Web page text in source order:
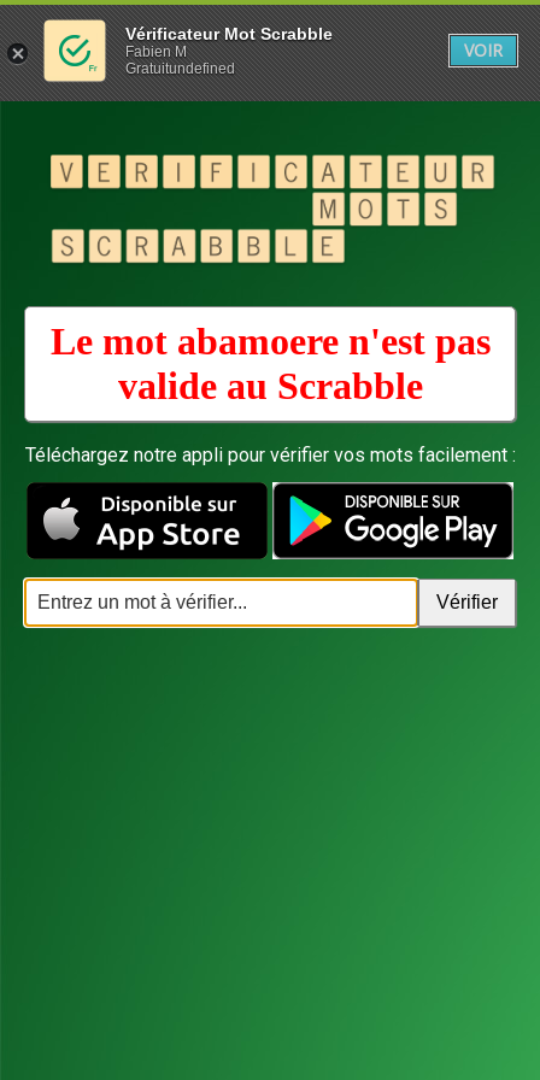
Le mot abamoere n'est pas
valide au Scrabble
Téléchargez notre appli pour vérifier vos mots facilement :
Vérificateur Mot Scrabble
Fabien M
Gratuitundefined
VOIR